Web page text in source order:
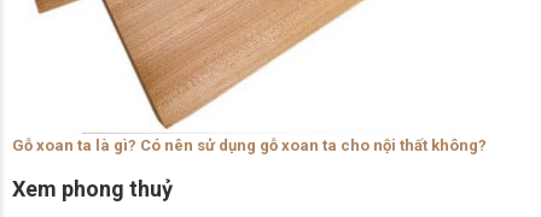
Gỗ xoan ta là gì? Có nên sử dụng gỗ xoan ta cho nội thất không?
Xem phong thuỷ